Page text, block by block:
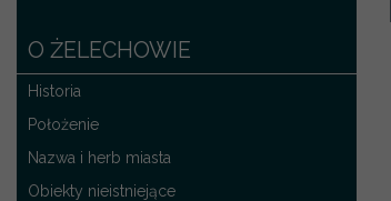
O ŻELECHOWIE
Historia
Położenie
Nazwa i herb miasta
Obiekty nieistniejące